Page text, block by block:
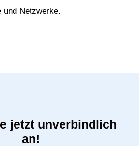
und Netzwerke.
jetzt unverbindlich
an!